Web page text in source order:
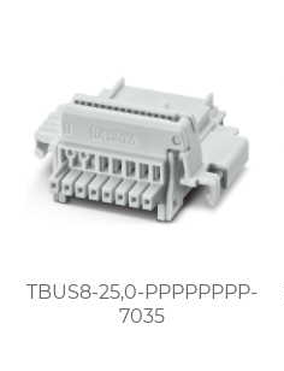
пожарной вентиляции,
подходит для
современных
гражданских и
промышленных
объектов
TBUS8-25,0-PPPPPPPP-
7035